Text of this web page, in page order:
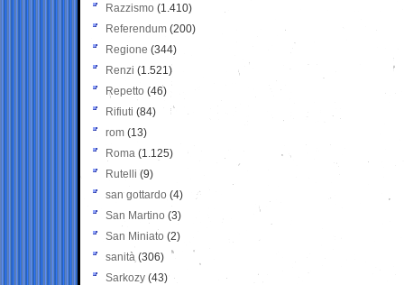
Razzismo (1.410)
Referendum (200)
Regione (344)
Renzi (1.521)
Repetto (46)
Rifiuti (84)
rom (13)
Roma (1.125)
Rutelli (9)
san gottardo (4)
San Martino (3)
San Miniato (2)
sanità (306)
Sarkozy (43)